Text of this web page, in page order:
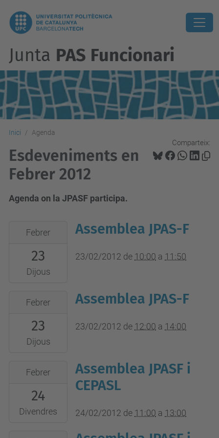
Junta PAS Funcionari
Inici Agenda
Comparteix:
Esdeveniments en
Febrer 2012
Agenda on la JPASF participa.
2012-
23T10:00:00+01:00
2012-
23T11:50:00+01:00
Febrer
23
Dijous
Assemblea JPAS-F
23/02/2012 de 10:00 a 11:50
2012-
23T12:00:00+01:00
2012-
23T14:00:00+01:00
Edif.
Febrer
23
Dijous
Assemblea JPAS-F
23/02/2012 de 12:00 a 14:00
2012-
24T11:00:00+01:00
2012-
Febrer
24
Divendres
Assemblea JPASF i
CEPASL
24/02/2012 de 11:00 a 13:00